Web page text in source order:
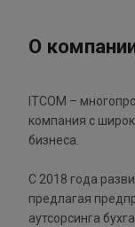
О
ITCOM –
компания с
бизнеса.
С 2018 года
предлагая
аутсорсинга